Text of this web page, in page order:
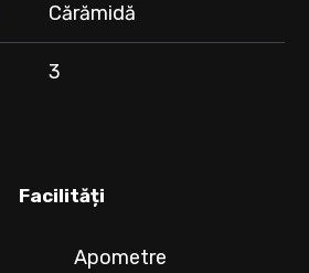
Cărămidă
3
Facilități
Apometre